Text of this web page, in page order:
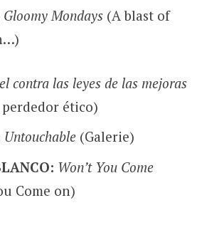
Gloomy Mondays(A blast of
contra las leyes de las mejoras
ético)
Untouchable(Galerie)
Won’t You Come
Come on)